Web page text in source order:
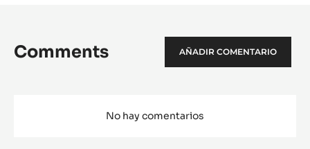
Comments AÑADIR COMENTARIO
No hay comentarios